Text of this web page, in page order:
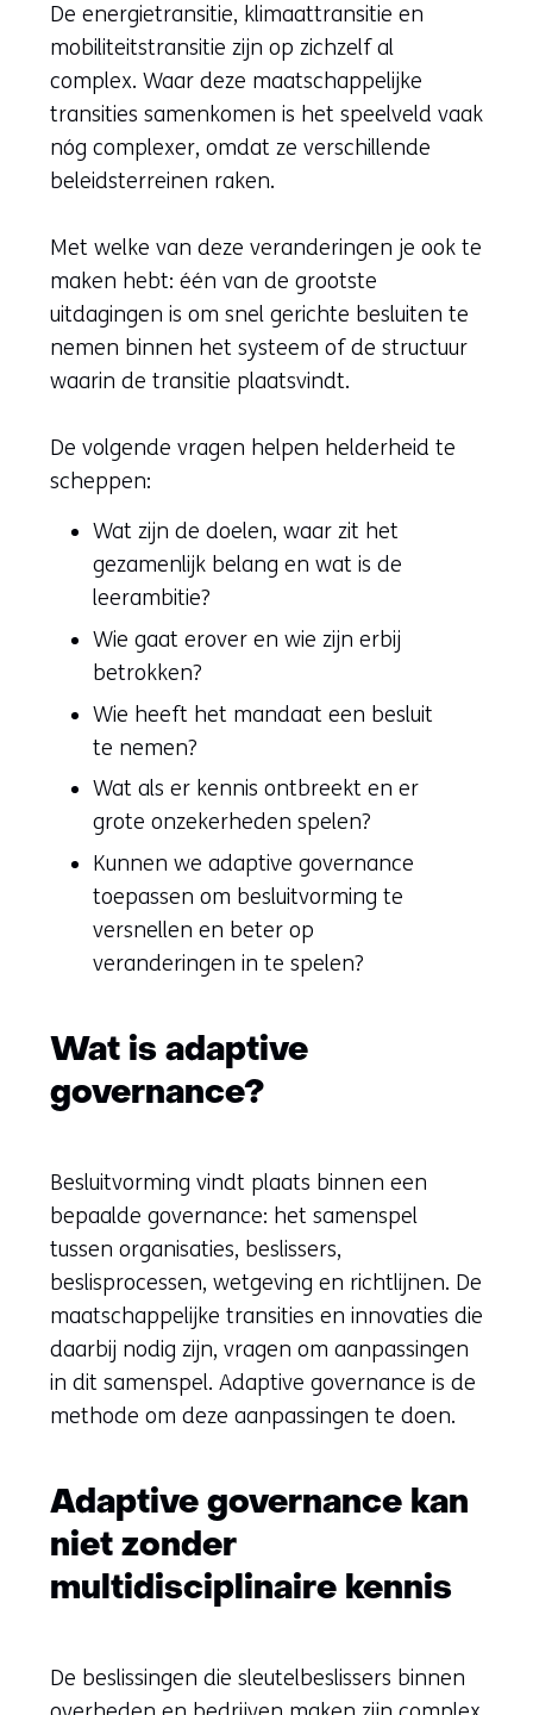
De energietransitie, klimaattransitie en
mobiliteitstransitie zijn op zichzelf al
complex. Waar deze maatschappelijke
transities samenkomen is het speelveld vaak
nóg complexer, omdat ze verschillende
beleidsterreinen raken.
Met welke van deze veranderingen je ook te
maken hebt: één van de grootste
uitdagingen is om snel gerichte besluiten te
nemen binnen het systeem of de structuur
waarin de transitie plaatsvindt.
De volgende vragen helpen helderheid te
scheppen:
Wat zijn de doelen, waar zit het
gezamenlijk belang en wat is de
leerambitie?
Wie gaat erover en wie zijn erbij
betrokken?
Wie heeft het mandaat een besluit
te nemen?
Wat als er kennis ontbreekt en er
grote onzekerheden spelen?
Kunnen we adaptive governance
toepassen om besluitvorming te
versnellen en beter op
veranderingen in te spelen?
Wat is adaptive
governance?
Besluitvorming vindt plaats binnen een
bepaalde governance: het samenspel
tussen organisaties, beslissers,
beslisprocessen, wetgeving en richtlijnen. De
maatschappelijke transities en innovaties die
daarbij nodig zijn, vragen om aanpassingen
in dit samenspel. Adaptive governance is de
methode om deze aanpassingen te doen.
Adaptive governance kan
niet zonder
multidisciplinaire kennis
De beslissingen die sleutelbeslissers binnen